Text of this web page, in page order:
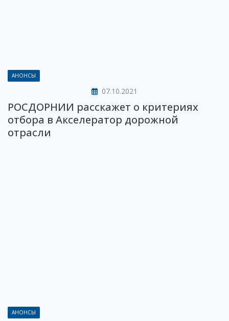
АНОНСЫ
07.10.2021
РОСДОРНИИ расскажет о критериях
отбора в Акселератор дорожной
отрасли
АНОНСЫ